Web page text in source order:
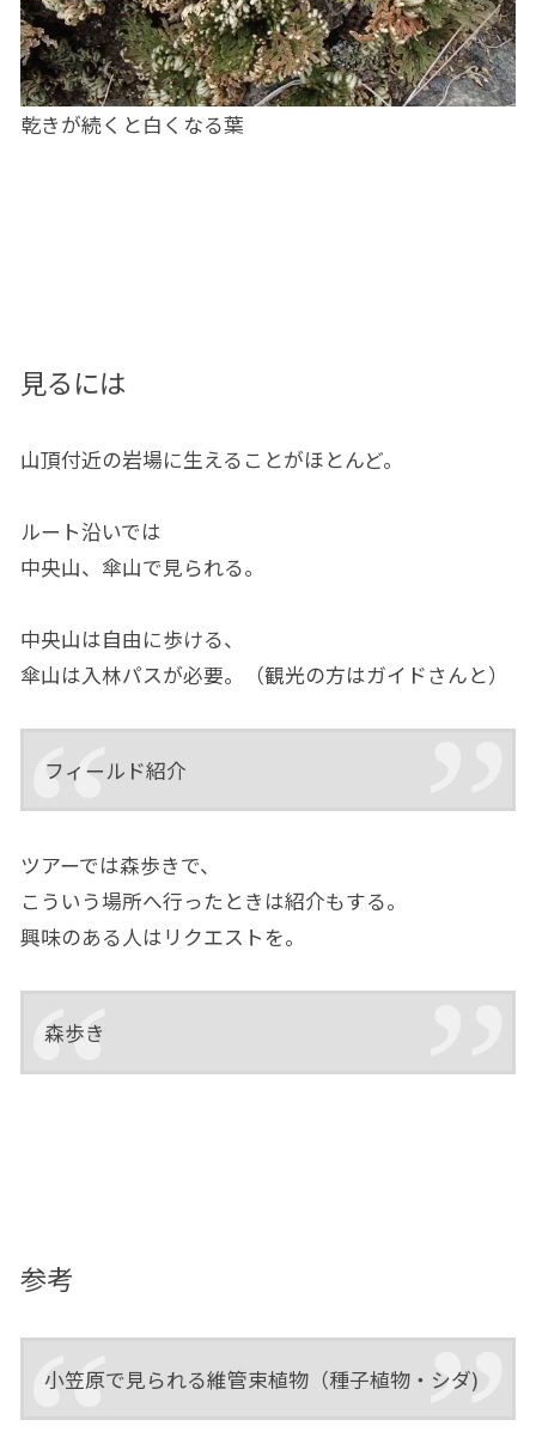
乾きが続くと白くなる葉
見るには
山頂付近の岩場に生えることがほとんど。
ルート沿いでは
中央山、傘山で見られる。
中央山は自由に歩ける、
傘山は入林パスが必要。（観光の方はガイドさんと）
フィールド紹介
ツアーでは森歩きで、
こういう場所へ行ったときは紹介もする。
興味のある人はリクエストを。
森歩き
参考
小笠原で見られる維管束植物（種子植物・シダ)